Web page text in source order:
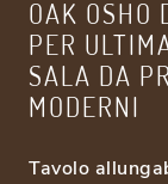
OAK OSHO
PER
SALA DA
MODERNI
Tavolo